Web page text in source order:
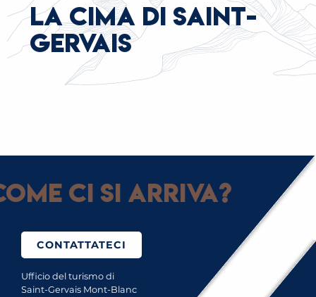
LA CIMA DI SAINT-
GERVAIS
ci si arriva?
CONTATTATECI
Ufficio del turismo di
Saint-Gervais Mont-Blanc